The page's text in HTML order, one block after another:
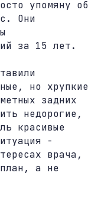
упомяну об
Они
за 15 лет.
но хрупкие
задних
недорогие,
красивые
-
врача,
план, а не